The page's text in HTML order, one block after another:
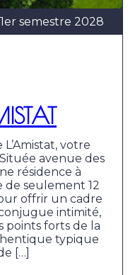
1er semestre 2028
votre
avenue des
résidence à
de seulement 12
offrir un cadre
intimité,
points forts de la
typique
[…]